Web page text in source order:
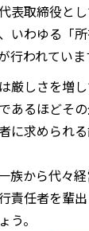
表取締役と
いわゆる「
行われていま
厳しさを増
あるほどそ
に求められ
族から代々
責任者を輩
う。